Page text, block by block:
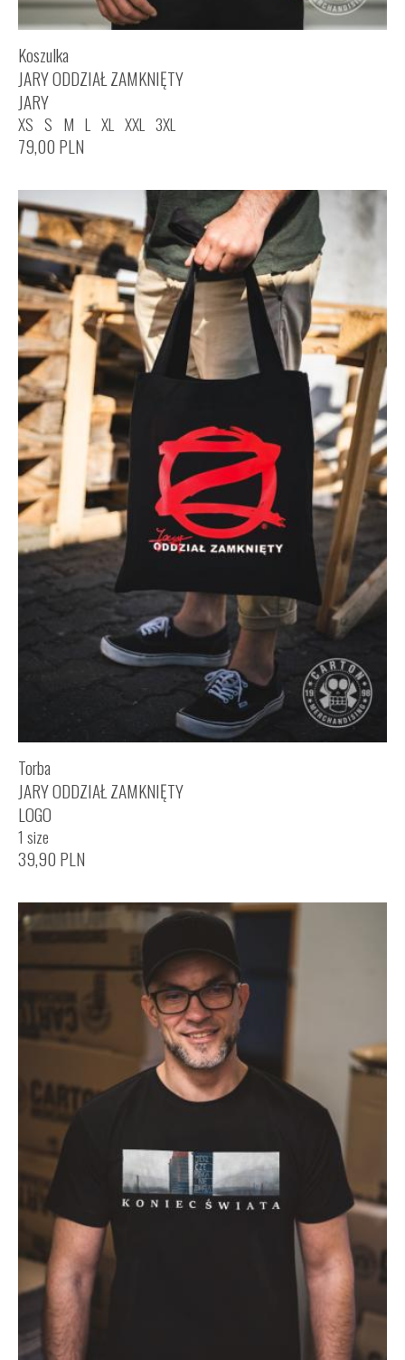
Koszulka
JARY ODDZIAŁ ZAMKNIĘTY
JARY
XS S M L XL XXL 3XL
79,00 PLN
Torba
JARY ODDZIAŁ ZAMKNIĘTY
LOGO
1 size
39,90 PLN